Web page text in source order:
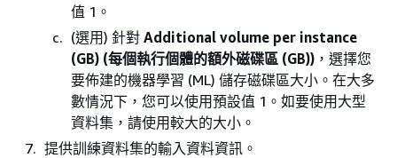
值 1。
(選用) 針對 Additional volume per instance
(GB) (每個執行個體的額外磁碟區 (GB)) ，選擇您
要佈建的機器學習 (ML) 儲存磁碟區大小。在大多
數情況下，您可以使用預設值 1。如要使用大型
資料集，請使用較大的大小。
提供訓練資料集的輸入資料資訊。